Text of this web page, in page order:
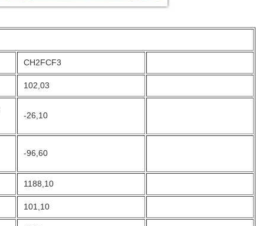
CH2FCF3
102,03
-26,10
-96,60
1188,10
101,10